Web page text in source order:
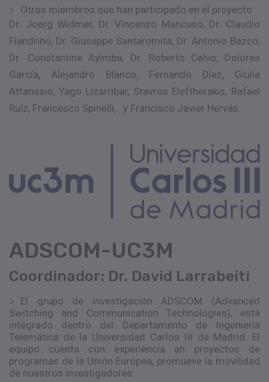
Otros miembros que han participado en el proyecto:
Dr. Joerg Widmer, Dr. Vincenzo Mancuso, Dr. Claudio
Fiandrino, Dr. Giuseppe Santaromita, Dr. Antonio Bazco,
Dr. Constantine Ayimba, Dr. Roberto Calvo, Dolores
García, Alejandro Blanco, Fernando Díez, Giulia
Attanasio, Yago Lizarribar, Stavros Eleftherakis, Rafael
Ruíz, Francesco Spinelli, y Francisco Javier Hervás.
ADSCOM-UC3M
Coordinador: Dr. David Larrabeiti
El grupo de investigación ADSCOM (Advanced
Switching and Communication Technologies), está
integrado dentro del Departamento de Ingeniería
Telemática de la Universidad Carlos III de Madrid. El
equipo cuenta con experiencia en proyectos de
programas de la Unión Europea, promueve la movilidad
de nuestros investigadores.